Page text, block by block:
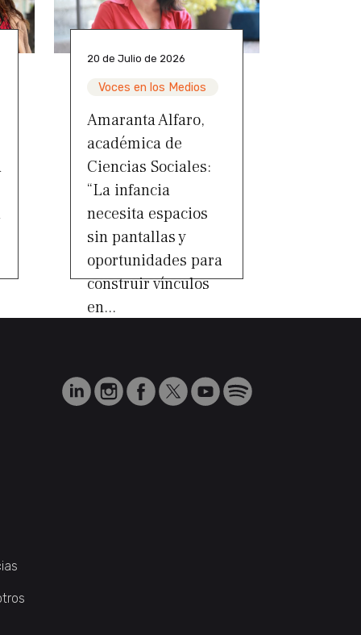
20 de Julio de 2026
Voces en los Medios
Amaranta Alfaro,
académica de
Ciencias Sociales:
“La infancia
necesita espacios
sin pantallas y
oportunidades para
construir vínculos
en...